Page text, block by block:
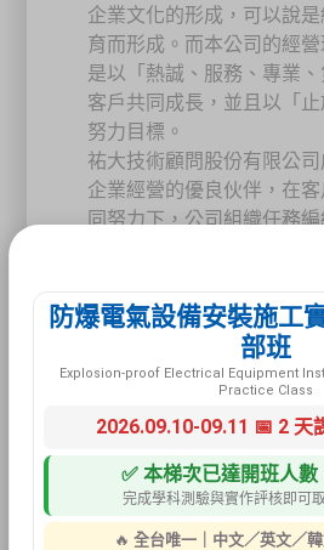
企業文化的形成，可以說
育而形成。而本公司的經
是以「熱誠、服務、專業
客戶共同成長，並且以「
努力目標。
祐大技術顧問股份有限公
企業經營的優良伙伴，在
同努力下，公司組織任務
部、環境測定部、駐廠工
發展的過程中，我們所堅持
誠、服務、專業、負責」八
熱誠、服務
您的問題就是我們的問題
最重要且最急迫的問題，
最優質的服務，讓您疑惑
防爆電氣設備安裝施工
部班
Explosion-proof Electrical Equipment
Practice Class
2026.09.10-09.11 📅 2 天
✅ 本梯次已達開班人
完成學科測驗與實作評核即可
🔥全台唯一｜中文／英文／